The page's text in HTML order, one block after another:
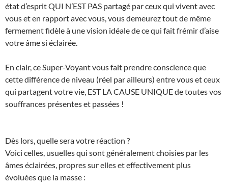
état d’esprit QUI N’EST PAS partagé par ceux qui vivent avec
vous et en rapport avec vous, vous demeurez tout de même
fermement fidèle à une vision idéale de ce qui fait frémir d’aise
votre âme si éclairée.
En clair, ce Super-Voyant vous fait prendre conscience que
cette différence de niveau (réel par ailleurs) entre vous et ceux
qui partagent votre vie, EST LA CAUSE UNIQUE de toutes vos
souffrances présentes et passées !
Dès lors, quelle sera votre réaction ?
Voici celles, usuelles qui sont généralement choisies par les
âmes éclairées, propres sur elles et effectivement plus
évoluées que la masse :